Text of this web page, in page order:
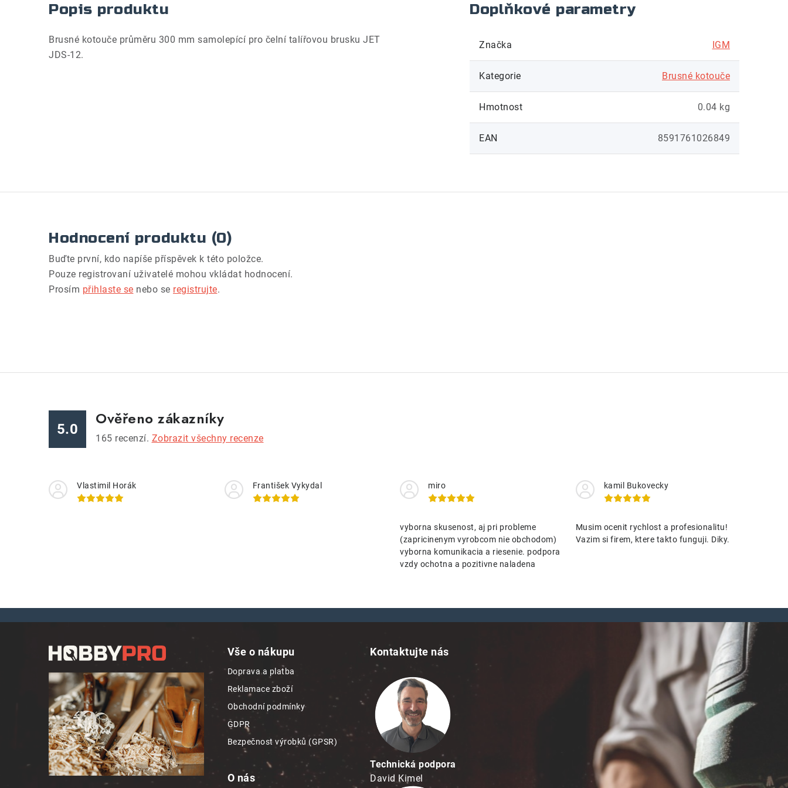
Popis produktu
Brusné kotouče průměru 300 mm samolepící pro čelní talířovou brusku JET
JDS-12.
Doplňkové parametry
Značka IGM
Kategorie Brusné kotouče
Hmotnost 0.04 kg
EAN 8591761026849
Hodnocení produktu (0)
Buďte první, kdo napíše příspěvek k této položce.
Pouze registrovaní uživatelé mohou vkládat hodnocení.
Prosím přihlaste se nebo se registrujte.
5.0
Ověřeno zákazníky
165 recenzí. Zobrazit všechny recenze
Vlastimil Horák František Vykydal miro
vyborna skusenost, aj pri probleme
(zapricinenym vyrobcom nie obchodom)
vyborna komunikacia a riesenie. podpora
vzdy ochotna a pozitivne naladena
kamil Bukovecky
Musim ocenit rychlost a profesionalitu!
Vazim si firem, ktere takto funguji. Diky.
Z
Vše o nákupu
Doprava a platba
Reklamace zboží
Obchodní podmínky
GDPR
Bezpečnost výrobků (GPSR)
O nás
Kontaktujte nás
Technická podpora
David Kimel